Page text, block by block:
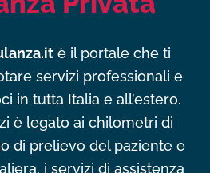
è il portale che ti
servizi professionali e
in tutta Italia e all’estero.
è legato ai chilometri di
di prelievo del paziente e
i servizi di assistenza